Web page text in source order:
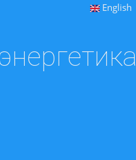
English